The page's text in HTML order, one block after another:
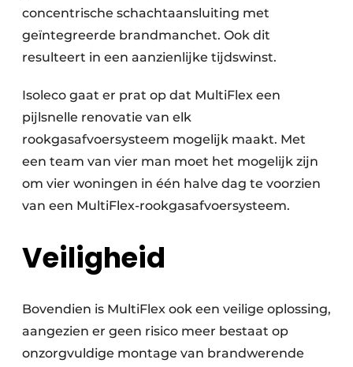
concentrische schachtaansluiting met
geïntegreerde brandmanchet. Ook dit
resulteert in een aanzienlijke tijdswinst.
Isoleco gaat er prat op dat MultiFlex een
pijlsnelle renovatie van elk
rookgasafvoersysteem mogelijk maakt. Met
een team van vier man moet het mogelijk zijn
om vier woningen in één halve dag te voorzien
van een MultiFlex-rookgasafvoersysteem.
Veiligheid
Bovendien is MultiFlex ook een veilige oplossing,
aangezien er geen risico meer bestaat op
onzorgvuldige montage van brandwerende